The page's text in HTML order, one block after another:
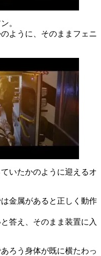
。
ように、そのままフェニ
いたかのように迎えるオ
金属があると正しく動作
答え、そのまま装置に入
ろう身体が既に横たわっ